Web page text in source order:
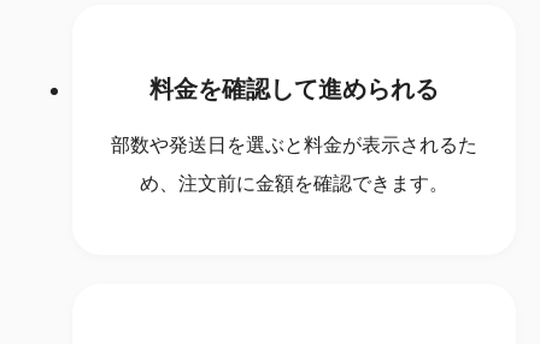
料金を確認して進められる
部数や発送日を選ぶと料金が表示されるた
め、注文前に金額を確認できます。